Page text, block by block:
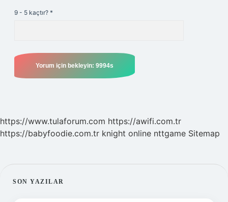
9 - 5 kaçtır? *
https://www.tulaforum.com https://awifi.com.tr
https://babyfoodie.com.tr knight online nttgame Sitemap
SIDEBAR
SON YAZILAR